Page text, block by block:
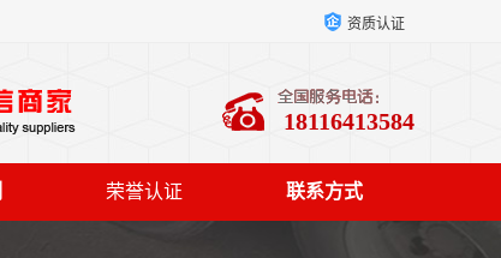
资质认证
18116413584
荣誉认证 联系方式